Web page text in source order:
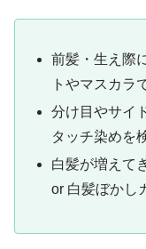
前髪・生え際
トやマスカラ
分け目やサイ
タッチ染めを
白髪が増えて
or 白髪ぼかし